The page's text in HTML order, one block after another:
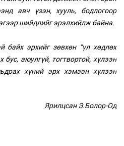
авч үзэн, хууль, бодлогоор
шийдлийг эрэлхийлж байна.
байх эрхийг зөвхөн “үл хөдлөх
аюулгүй, тогтвортой, хүлээн
хүний эрх хэмээн хүлээн
Ярилцсан Э.Болор-Од